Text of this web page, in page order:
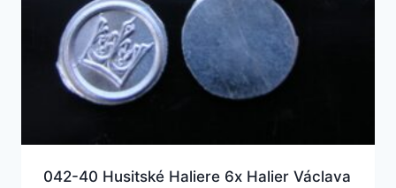
042-40 Husitské Haliere 6x Halier Václava